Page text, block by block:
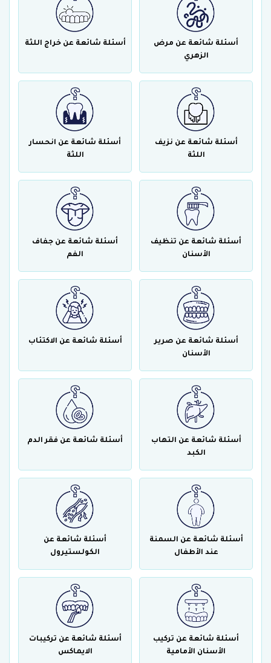
أسئلة شائعة عن مرض
الزهري
أسئلة شائعة عن خراج اللثة
أسئلة شائعة عن نزيف
اللثة
أسئلة شائعة عن انحسار
اللثة
أسئلة شائعة عن تنظيف
الأسنان
أسئلة شائعة عن جفاف
الفم
أسئلة شائعة عن صرير
الأسنان
أسئلة شائعة عن الاكتئاب
أسئلة شائعة عن التهاب
الكبد
أسئلة شائعة عن فقر الدم
أسئلة شائعة عن السمنة
عند الأطفال
أسئلة شائعة عن
الكولستيرول
أسئلة شائعة عن تركيب
الأسنان الأمامية
أسئلة شائعة عن تركيبات
الايماكس